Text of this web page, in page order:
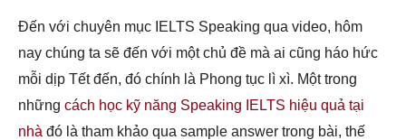
Đến với chuyên mục IELTS Speaking qua video, hôm
nay chúng ta sẽ đến với một chủ đề mà ai cũng háo hức
mỗi dịp Tết đến, đó chính là Phong tục lì xì. Một trong
những cách học kỹ năng Speaking IELTS hiệu quả tại
nhà đó là tham khảo qua sample answer trong bài, thế